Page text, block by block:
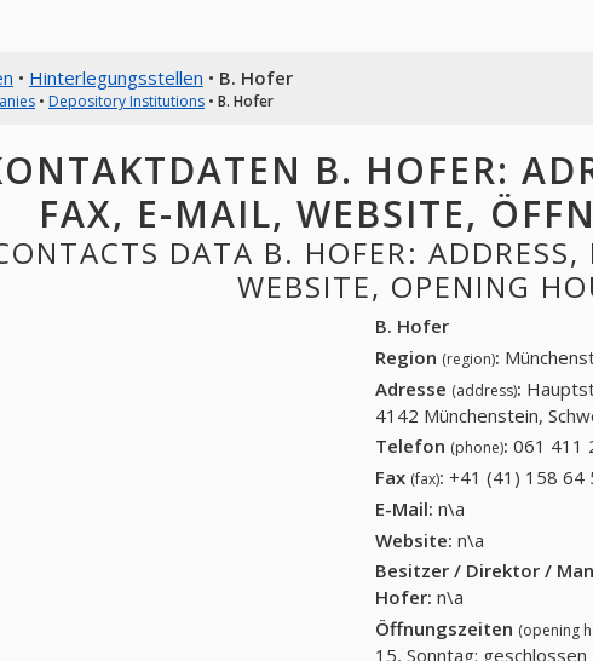
• Hinterlegungsstellen • B. Hofer
• Depository Institutions• B. Hofer
B. HOFER:
FAX, E-MAIL, WEBSITE,
DATA B. HOFER:
WEBSITE, OPENING
B. Hofer
Region (region):
Adresse (address):
4142 Münchenstein,
Telefon (phone): 061 411
Fax (fax): +41 (41) 158 64
E-Mail: n\a
Website: n\a
Besitzer / Direktor /
Hofer: n\a
Öffnungszeiten (opening
15, Sonntag: geschlossen